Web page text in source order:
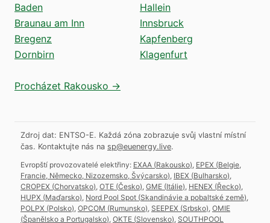
Baden
Braunau am Inn
Bregenz
Dornbirn
Hallein
Innsbruck
Kapfenberg
Klagenfurt
Procházet Rakousko →
Zdroj dat: ENTSO-E. Každá zóna zobrazuje svůj vlastní místní
čas. Kontaktujte nás na sp@euenergy.live.
Evropští provozovatelé elektřiny: EXAA (Rakousko) EPEX (Belgie,
Francie, Německo, Nizozemsko, Švýcarsko) IBEX (Bulharsko)
CROPEX (Chorvatsko) OTE (Česko) GME (Itálie) HENEX (Řecko)
HUPX (Maďarsko) Nord Pool Spot (Skandinávie a pobaltské země)
POLPX (Polsko) OPCOM (Rumunsko) SEEPEX (Srbsko) OMIE
(Španělsko a Portugalsko) OKTE (Slovensko) SOUTHPOOL